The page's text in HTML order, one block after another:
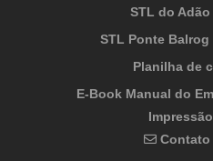
STL do Adão
STL Ponte
Planilha de
E-Book Manual do
Contato